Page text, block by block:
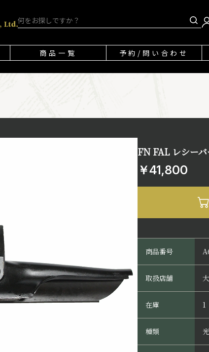
商品一覧 予約/問い合わせ
FN FAL レシー
￥41,800
商品番号
取扱店舗
在庫 1
種類